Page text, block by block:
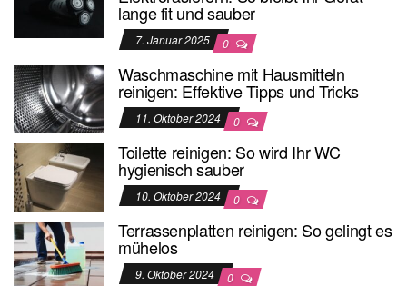
lange fit und sauber
7. Januar 2025 0
Waschmaschine mit Hausmitteln
reinigen: Effektive Tipps und Tricks
11. Oktober 2024 0
Toilette reinigen: So wird Ihr WC
hygienisch sauber
10. Oktober 2024 0
Terrassenplatten reinigen: So gelingt es
mühelos
9. Oktober 2024 0